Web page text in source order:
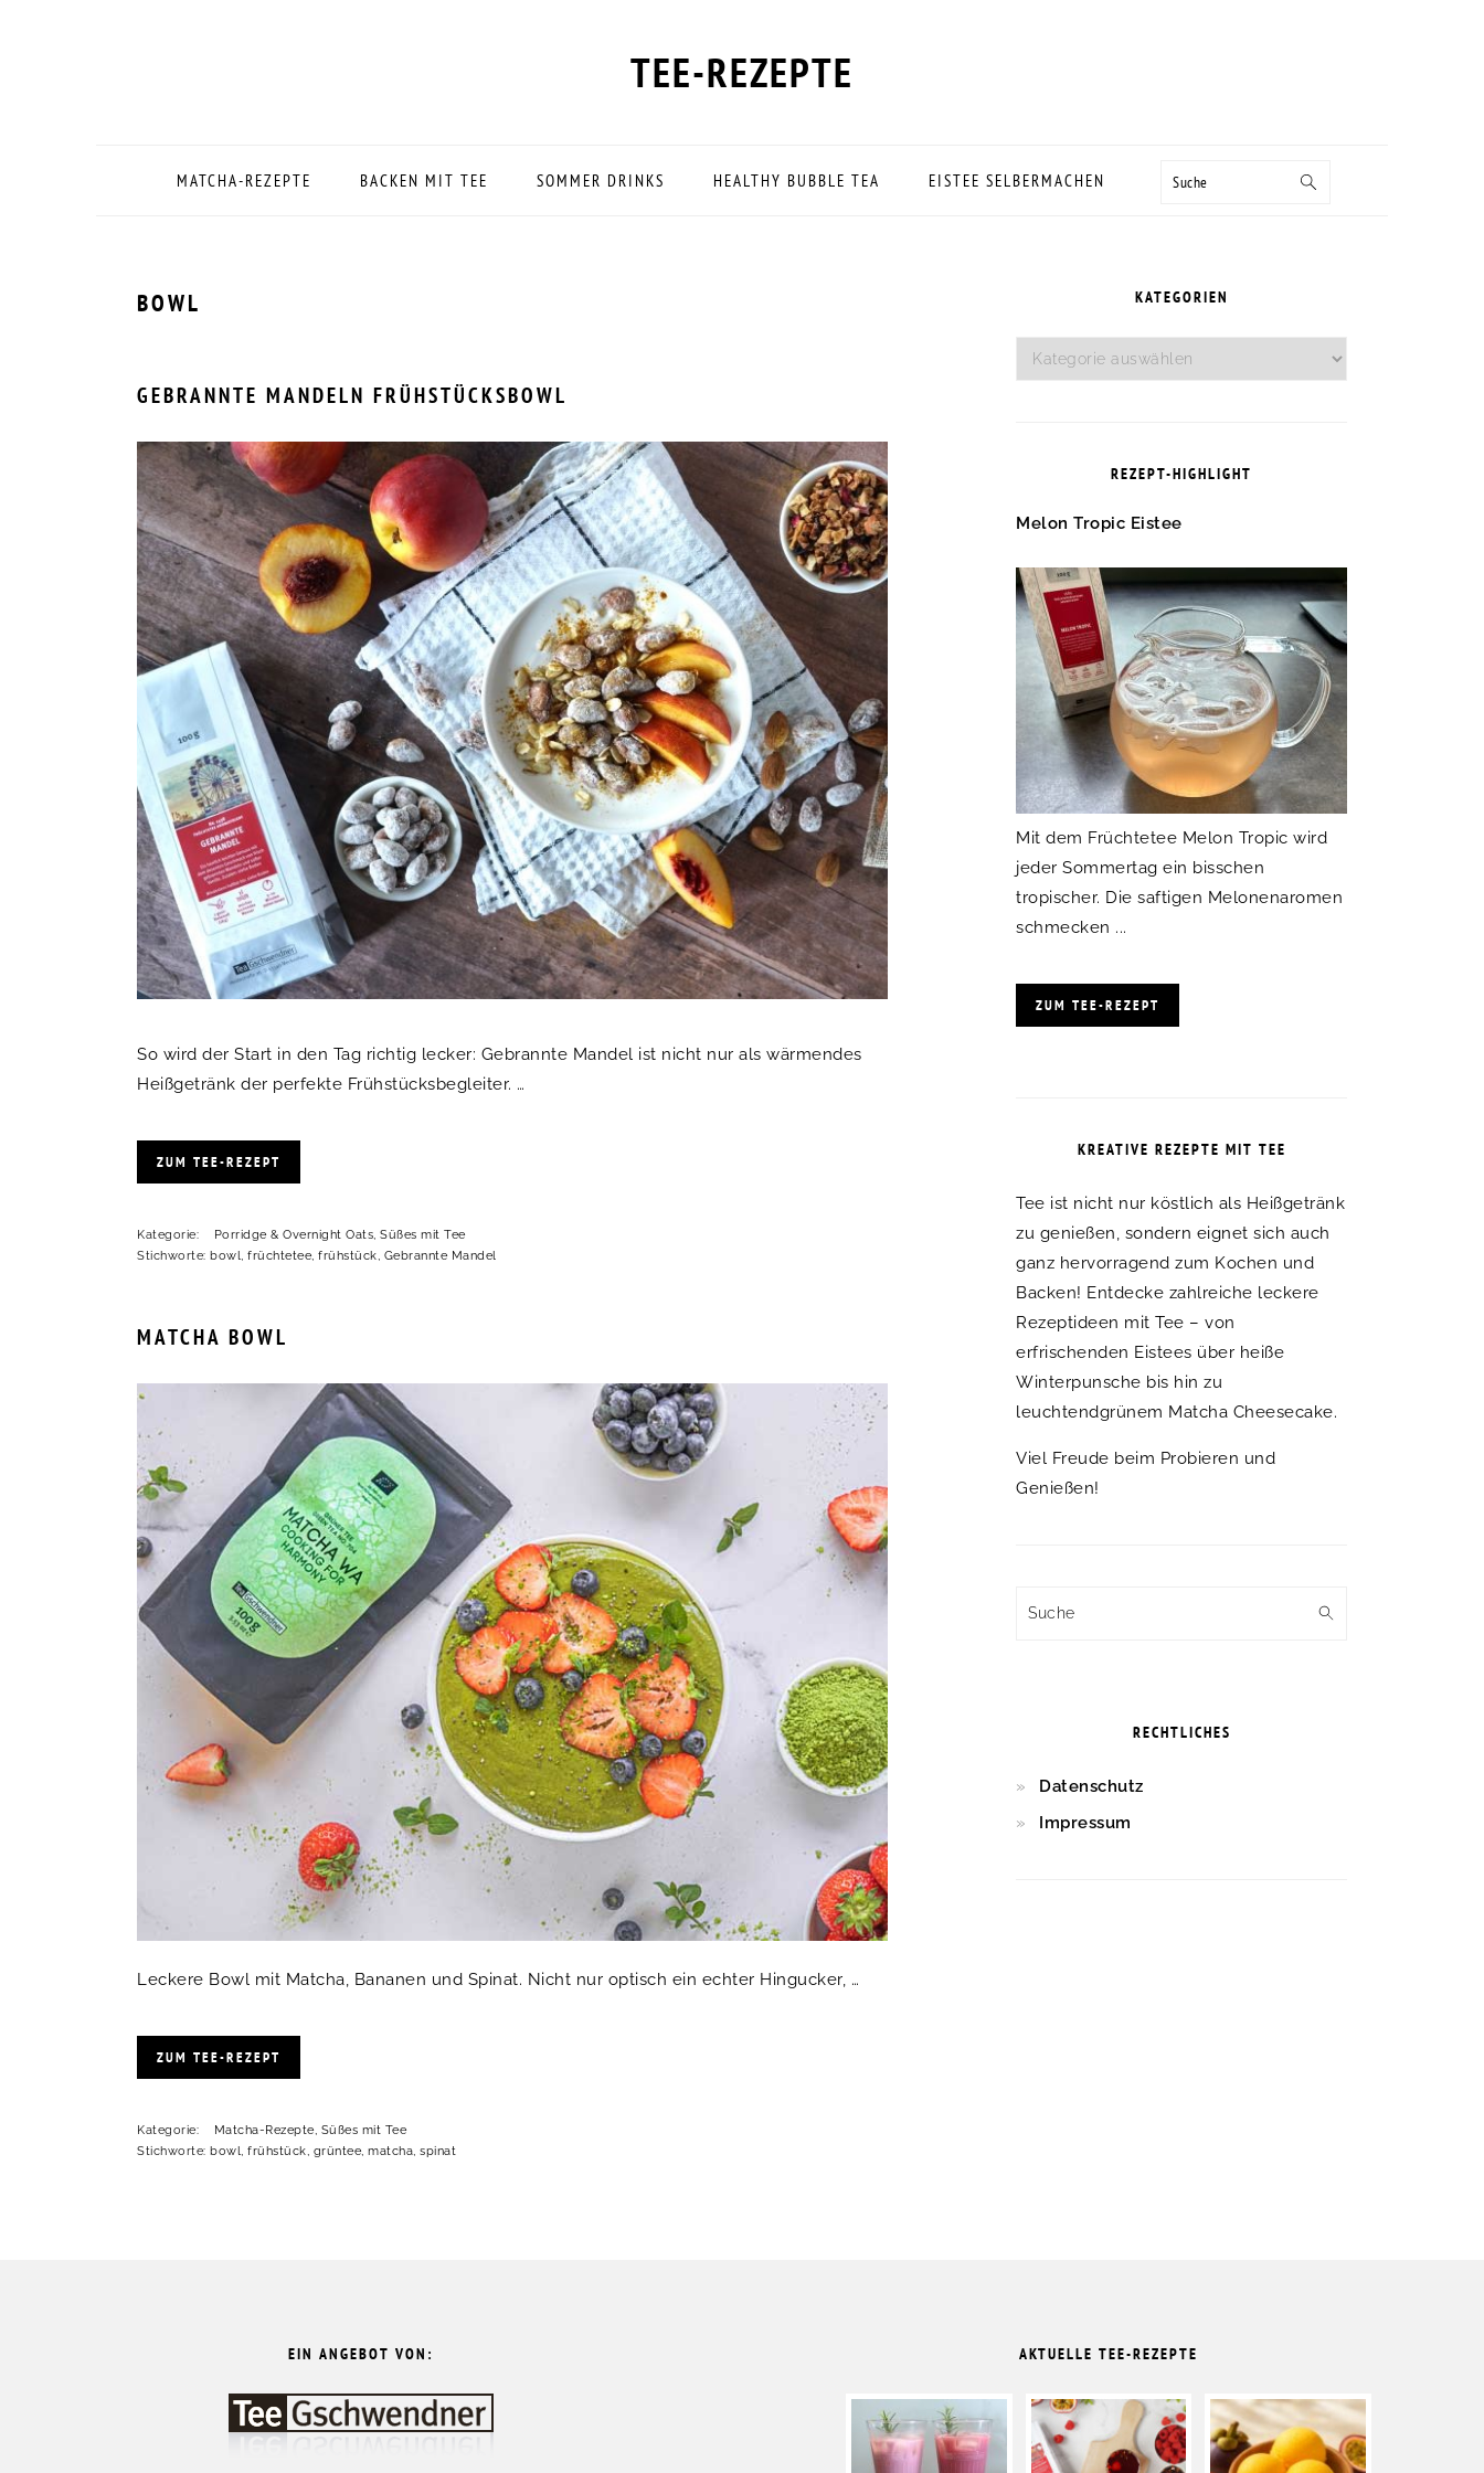
TEE-REZEPTE
MATCHA-REZEPTE BACKEN MIT TEE SOMMER DRINKS HEALTHY BUBBLE TEA EISTEE SELBERMACHEN Suche
BOWL
GEBRANNTE MANDELN FRÜHSTÜCKSBOWL
So wird der Start in den Tag richtig lecker: Gebrannte Mandel ist nicht nur als wärmendes
Heißgetränk der perfekte Frühstücksbegleiter. …
ZUM TEE-REZEPT
Kategorie: Porridge & Overnight Oats, Süßes mit Tee
Stichworte: bowl, früchtetee, frühstück, Gebrannte Mandel
MATCHA BOWL
Leckere Bowl mit Matcha, Bananen und Spinat. Nicht nur optisch ein echter Hingucker, …
ZUM TEE-REZEPT
Kategorie: Matcha-Rezepte, Süßes mit Tee
Stichworte: bowl, frühstück, grüntee, matcha, spinat
KATEGORIEN
Kategorien
REZEPT-HIGHLIGHT
Melon Tropic Eistee
Mit dem Früchtetee Melon Tropic wird
jeder Sommertag ein bisschen
tropischer. Die saftigen Melonenaromen
schmecken ...
ZUM TEE-REZEPT
KREATIVE REZEPTE MIT TEE
Tee ist nicht nur köstlich als Heißgetränk
zu genießen, sondern eignet sich auch
ganz hervorragend zum Kochen und
Backen! Entdecke zahlreiche leckere
Rezeptideen mit Tee – von
erfrischenden Eistees über heiße
Winterpunsche bis hin zu
leuchtendgrünem Matcha Cheesecake.
Viel Freude beim Probieren und
Genießen!
Suche
RECHTLICHES
Datenschutz
Impressum
EIN ANGEBOT VON: AKTUELLE TEE-REZEPTE